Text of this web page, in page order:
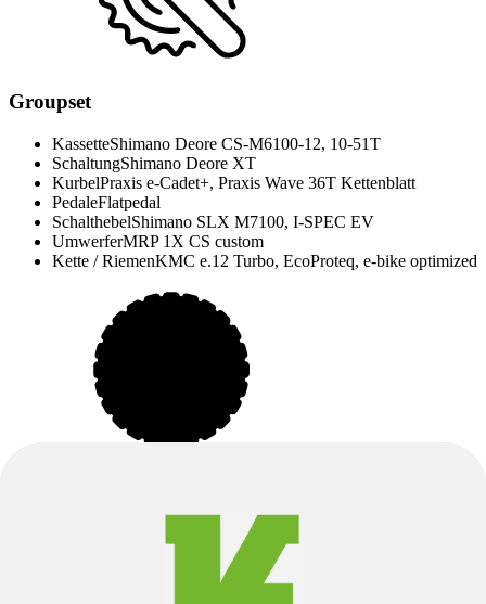
Groupset
KassetteShimano Deore CS-M6100-12, 10-51T
SchaltungShimano Deore XT
KurbelPraxis e-Cadet+, Praxis Wave 36T Kettenblatt
PedaleFlatpedal
SchalthebelShimano SLX M7100, I-SPEC EV
UmwerferMRP 1X CS custom
Kette / RiemenKMC e.12 Turbo, EcoProteq, e-bike optimized
Sapim E-Lite / Race
GIANT AM 29 / 27.5+, Tubeless ready, 30 mm
Shimano, Micro-Spline